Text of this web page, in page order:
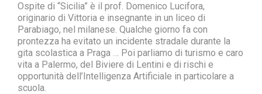
Ospite di “Sicilia” è il prof. Domenico Lucifora,
originario di Vittoria e insegnante in un liceo di
Parabiago, nel milanese. Qualche giorno fa con
prontezza ha evitato un incidente stradale durante la
gita scolastica a Praga … Poi parliamo di turismo e caro
vita a Palermo, del Biviere di Lentini e di rischi e
opportunità dell’Intelligenza Artificiale in particolare a
scuola.